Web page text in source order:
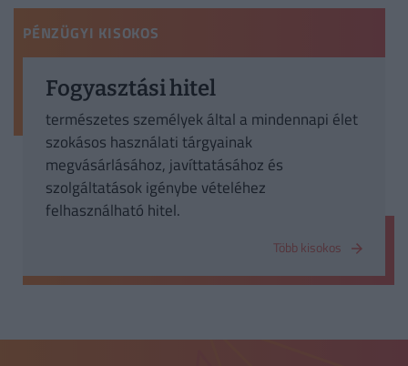
PÉNZÜGYI KISOKOS
Fogyasztási hitel
természetes személyek által a mindennapi élet
szokásos használati tárgyainak
megvásárlásához, javíttatásához és
szolgáltatások igénybe vételéhez
felhasználható hitel.
Több kisokos